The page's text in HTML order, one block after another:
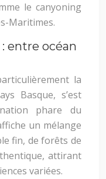
le canyoning
Maritimes.
entre océan
la
Basque, s’est
phare du
un mélange
fin, de forêts de
attirant
variées.